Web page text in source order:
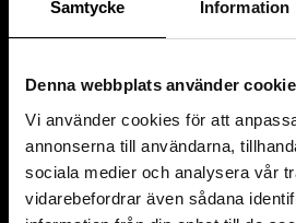
Samtycke Information
Denna webbplats använder
Vi använder cookies för att
annonserna till användarna,
sociala medier och analysera vår
vidarebefordrar även sådana
Förstoringsglas & luppar
Visa undersidor
Om oss
Delbetalning
På dansk
Kontakt